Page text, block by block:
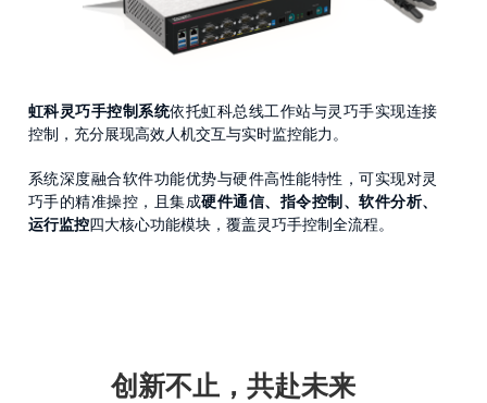
虹科灵巧手控制系统依托虹科总线工作站与灵巧手实现连接
控制，充分展现高效人机交互与实时监控能力。
系统深度融合软件功能优势与硬件高性能特性，可实现对灵
巧手的精准操控，且集成硬件通信、指令控制、软件分析、
运行监控四大核心功能模块，覆盖灵巧手控制全流程。
创新不止，共赴未来